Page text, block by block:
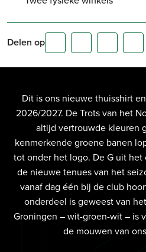
Delen op
Dit is ons nieuwe thuisshirt
2026/2027. De Trots van het
altijd vertrouwde kleuren
kenmerkende groene banen
tot onder het logo. De G uit
de nieuwe tenues van het
vanaf dag één bij de club
onderdeel is geweest van
Groningen – wit-groen-wit – is
de mouwen van